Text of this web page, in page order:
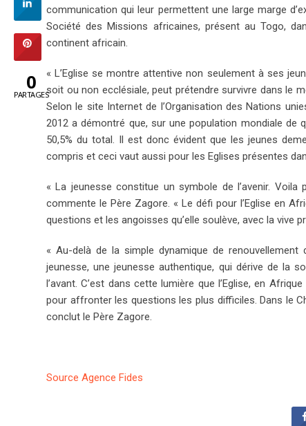
communication qui leur permettent une large marge
Société des Missions africaines, présent au Togo,
continent africain.
« L’Eglise se montre attentive non seulement à ses
soit ou non ecclésiale, peut prétendre survivre dans le
Selon le site Internet de l’Organisation des Nations
2012 a démontré que, sur une population mondiale de
50,5% du total. Il est donc évident que les jeunes
compris et ceci vaut aussi pour les Eglises présentes
« La jeunesse constitue un symbole de l’avenir.
commente le Père Zagore. « Le défi pour l’Eglise en
questions et les angoisses qu’elle soulève, avec la vive
« Au-delà de la simple dynamique de
jeunesse, une jeunesse authentique, qui dérive de la
l’avant. C’est dans cette lumière que l’Eglise, en
pour affronter les questions les plus difficiles. Dans le
conclut le Père Zagore.
Source Agence Fides
0
PARTAGES